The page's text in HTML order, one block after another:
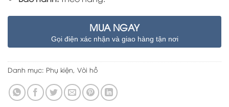
MUA NGAY
Gọi điện xác nhận và giao hàng tận nơi
Danh mục: Phụ kiện, Vòi hồ